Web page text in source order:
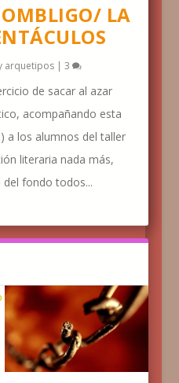
LA
arquetipos| 3
de sacar al azar
acompañando esta
a los alumnos del taller
literaria nada más,
fondo todos...